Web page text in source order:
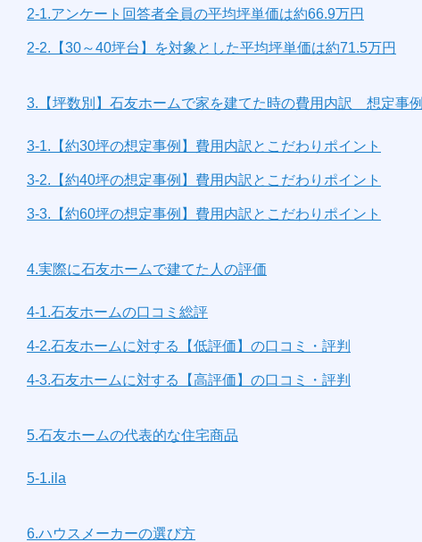
2-1.アンケート回答者全員の平均坪単価は約66.9万円
2-2.【30～40坪台】を対象とした平均坪単価は約71.5万円
3.【坪数別】石友ホームで家を建てた時の費用内訳 想定事例
3-1.【約30坪の想定事例】費用内訳とこだわりポイント
3-2.【約40坪の想定事例】費用内訳とこだわりポイント
3-3.【約60坪の想定事例】費用内訳とこだわりポイント
4.実際に石友ホームで建てた人の評価
4-1.石友ホームの口コミ総評
4-2.石友ホームに対する【低評価】の口コミ・評判
4-3.石友ホームに対する【高評価】の口コミ・評判
5.石友ホームの代表的な住宅商品
5-1.ila
6.ハウスメーカーの選び方